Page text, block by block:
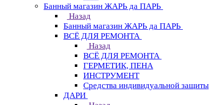
Банный магазин ЖАРЬ да ПАРЬ
Назад
Банный магазин ЖАРЬ да ПАРЬ
ВСЁ ДЛЯ РЕМОНТА
Назад
ВСЁ ДЛЯ РЕМОНТА
ГЕРМЕТИК, ПЕНА
ИНСТРУМЕНТ
Средства индивидуальной защиты
ДАРИ